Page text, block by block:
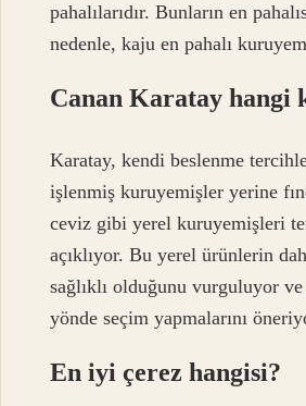
pahalılarıdır. Bunların en
nedenle, kaju en pahalı
Canan Karatay hangi
Karatay, kendi beslenme
işlenmiş kuruyemişler yerine
ceviz gibi yerel kuruyemişleri
açıklıyor. Bu yerel ürünlerin
sağlıklı olduğunu vurguluyor
yönde seçim yapmalarını
En iyi çerez hangisi?